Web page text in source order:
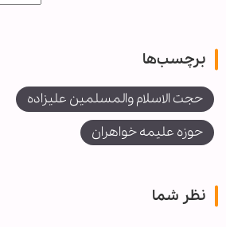
برچسب‌ها
حجت الاسلام والمسلمین علیزاده
حوزه علیمه خواهران
نظر شما